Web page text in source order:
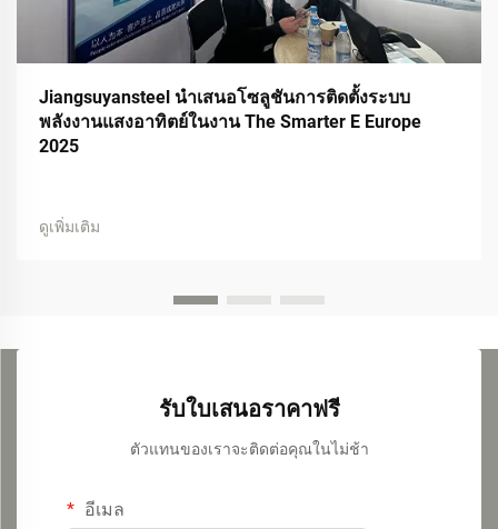
Jiangsuyansteel นำเสนอโซลูชันการติดตั้งระบบ
พลังงานแสงอาทิตย์ในงาน The Smarter E Europe
2025
ดูเพิ่มเติม
รับใบเสนอราคาฟรี
ตัวแทนของเราจะติดต่อคุณในไม่ช้า
อีเมล